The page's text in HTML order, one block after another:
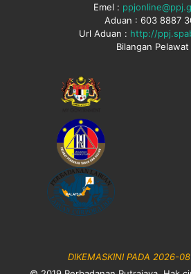
Emel :
Aduan : 603 8887
Url Aduan : http://
Bilangan Pelawat
DIKEMASKINI PADA 2026-